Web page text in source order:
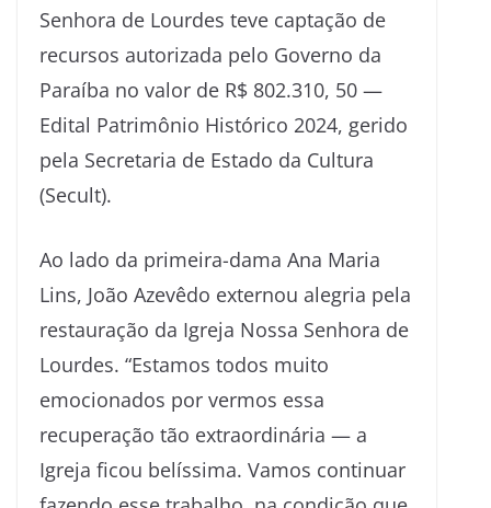
Senhora de Lourdes teve captação de
recursos autorizada pelo Governo da
Paraíba no valor de R$ 802.310, 50 —
Edital Patrimônio Histórico 2024, gerido
pela Secretaria de Estado da Cultura
(Secult).
Ao lado da primeira-dama Ana Maria
Lins, João Azevêdo externou alegria pela
restauração da Igreja Nossa Senhora de
Lourdes. “Estamos todos muito
emocionados por vermos essa
recuperação tão extraordinária — a
Igreja ficou belíssima. Vamos continuar